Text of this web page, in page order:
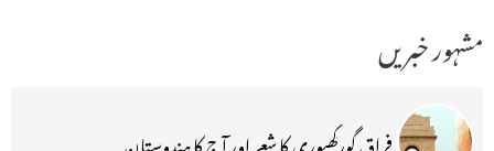
مشہور خبریں